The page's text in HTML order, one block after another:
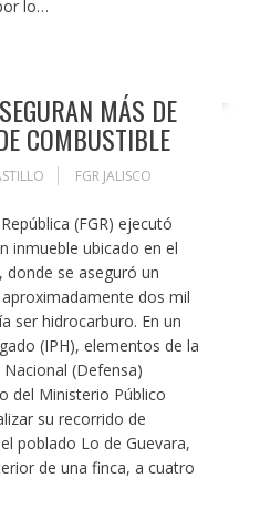
lo…
MÁS DE
COMBUSTIBLE
FGR JALISCO
(FGR) ejecutó
inmueble ubicado en el
donde se aseguró un
dos mil
ser hidrocarburo. En un
(IPH), elementos de la
(Defensa)
del Ministerio Público
su recorrido de
poblado Lo de Guevara,
de una finca, a cuatro